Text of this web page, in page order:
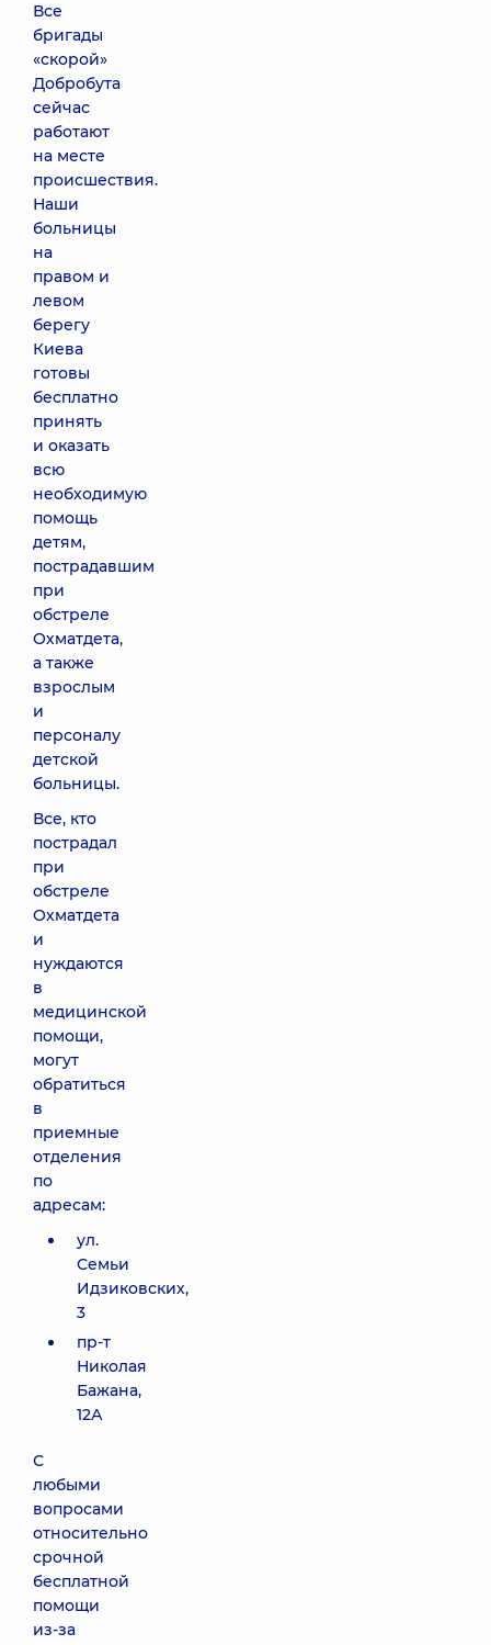
Все
бригады
«скорой»
Добробута
сейчас
работают
на месте
происшествия.
Наши
больницы
на
правом и
левом
берегу
Киева
готовы
бесплатно
принять
и оказать
всю
необходимую
помощь
детям,
пострадавшим
при
обстреле
Охматдета,
а также
взрослым
и
персоналу
детской
больницы.
Все, кто
пострадал
при
обстреле
Охматдета
и
нуждаются
в
медицинской
помощи,
могут
обратиться
в
приемные
отделения
по
адресам:
ул.
Семьи
Идзиковских,
3
пр-т
Николая
Бажана,
12А
С
любыми
вопросами
относительно
срочной
бесплатной
помощи
из-за